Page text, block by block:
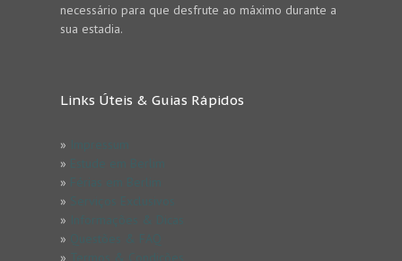
necessário para que desfrute ao máximo durante a
sua estadia.
Links Úteis & Guias Rápidos
»
»
»
»
»
»
»